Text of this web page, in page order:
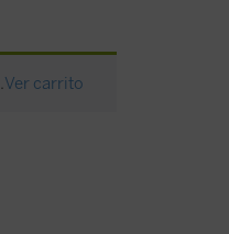
Ver carrito